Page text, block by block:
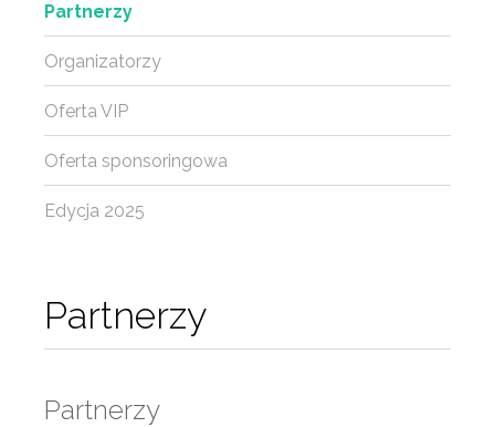
Partnerzy
Partnerzy
Partnerzy
Organizatorzy
Oferta VIP
Oferta sponsoringowa
Edycja 2025